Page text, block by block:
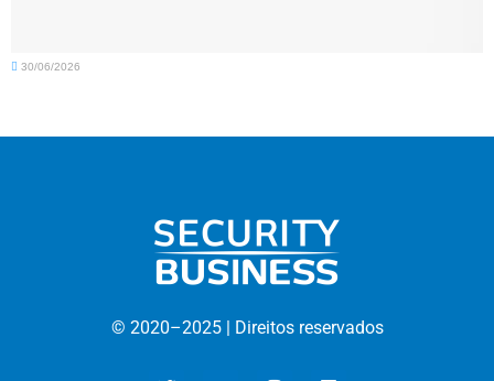
30/06/2026
© 2020–2025 | Direitos reservados